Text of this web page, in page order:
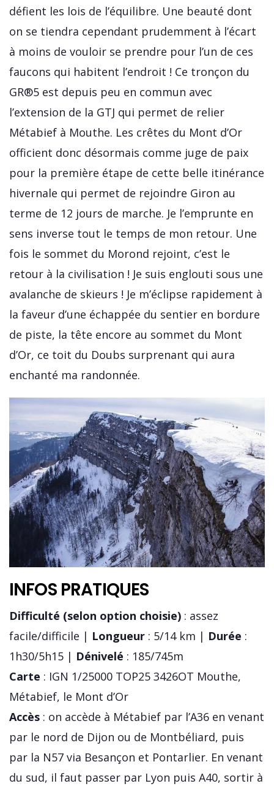
défient les lois de l’équilibre. Une beauté dont
on se tiendra cependant prudemment à l’écart
à moins de vouloir se prendre pour l’un de ces
faucons qui habitent l’endroit ! Ce tronçon du
GR®5 est depuis peu en commun avec
l’extension de la GTJ qui permet de relier
Métabief à Mouthe. Les crêtes du Mont d’Or
officient donc désormais comme juge de paix
pour la première étape de cette belle itinérance
hivernale qui permet de rejoindre Giron au
terme de 12 jours de marche. Je l’emprunte en
sens inverse tout le temps de mon retour. Une
fois le sommet du Morond rejoint, c’est le
retour à la civilisation ! Je suis englouti sous une
avalanche de skieurs ! Je m’éclipse rapidement à
la faveur d’une échappée du sentier en bordure
de piste, la tête encore au sommet du Mont
d’Or, ce toit du Doubs surprenant qui aura
enchanté ma randonnée.
INFOS PRATIQUES
Difficulté (selon option choisie) : assez
facile/difficile | Longueur : 5/14 km | Durée :
1h30/5h15 | Dénivelé : 185/745m
Carte : IGN 1/25000 TOP25 3426OT Mouthe,
Métabief, le Mont d’Or
Accès : on accède à Métabief par l’A36 en venant
par le nord de Dijon ou de Montbéliard, puis
par la N57 via Besançon et Pontarlier. En venant
du sud, il faut passer par Lyon puis A40, sortir à